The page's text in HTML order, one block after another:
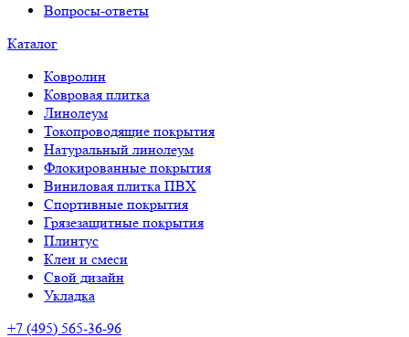
Вопросы-ответы
Каталог
Ковролин
Ковровая плитка
Линолеум
Токопроводящие покрытия
Натуральный линолеум
Флокированные покрытия
Виниловая плитка ПВХ
Спортивные покрытия
Грязезащитные покрытия
Плинтус
Клеи и смеси
Свой дизайн
Укладка
+7 (495) 565-36-96